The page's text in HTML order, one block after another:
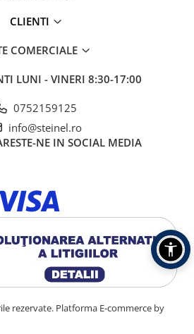
CLIENTI
COMERCIALE
LUNI - VINERI 8:30-17:00
0752159125
info@steinel.ro
NE IN SOCIAL MEDIA
rezervate. Platforma E-commerce by